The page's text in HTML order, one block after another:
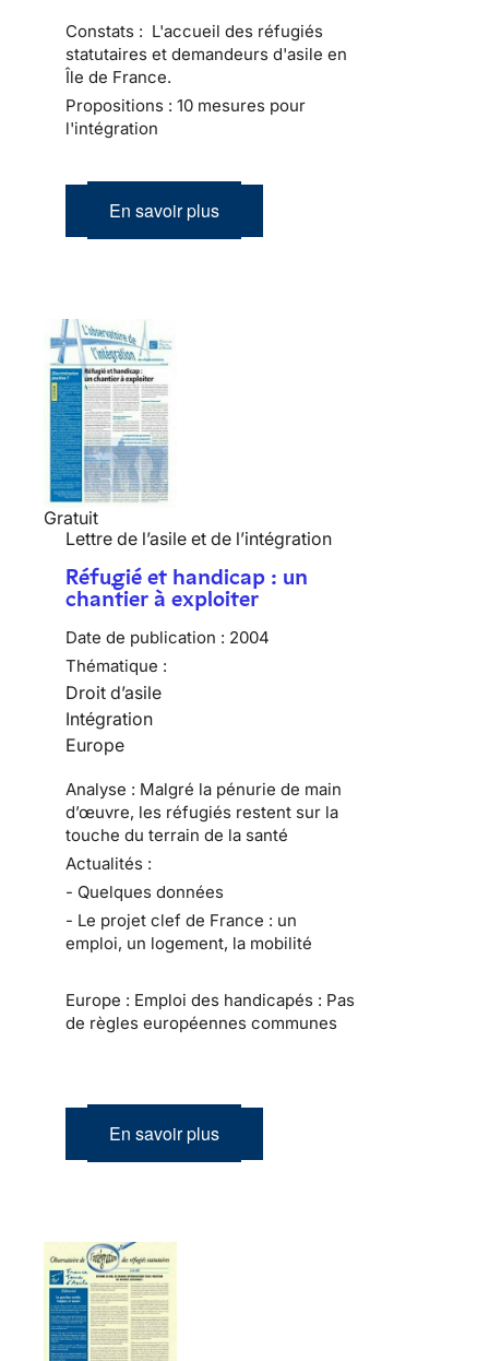
Constats : L'accueil des réfugiés
statutaires et demandeurs d'asile en
Île de France.
Propositions : 10 mesures pour
l'intégration
En savoir plus
Gratuit
Lettre de l’asile et de l’intégration
Réfugié et handicap : un
chantier à exploiter
Date de publication : 2004
Thématique :
Droit d’asile
Intégration
Europe
Analyse : Malgré la pénurie de main
d’œuvre, les réfugiés restent sur la
touche du terrain de la santé
Actualités :
- Quelques données
- Le projet clef de France : un
emploi, un logement, la mobilité
Europe : Emploi des handicapés : Pas
de règles européennes communes
En savoir plus